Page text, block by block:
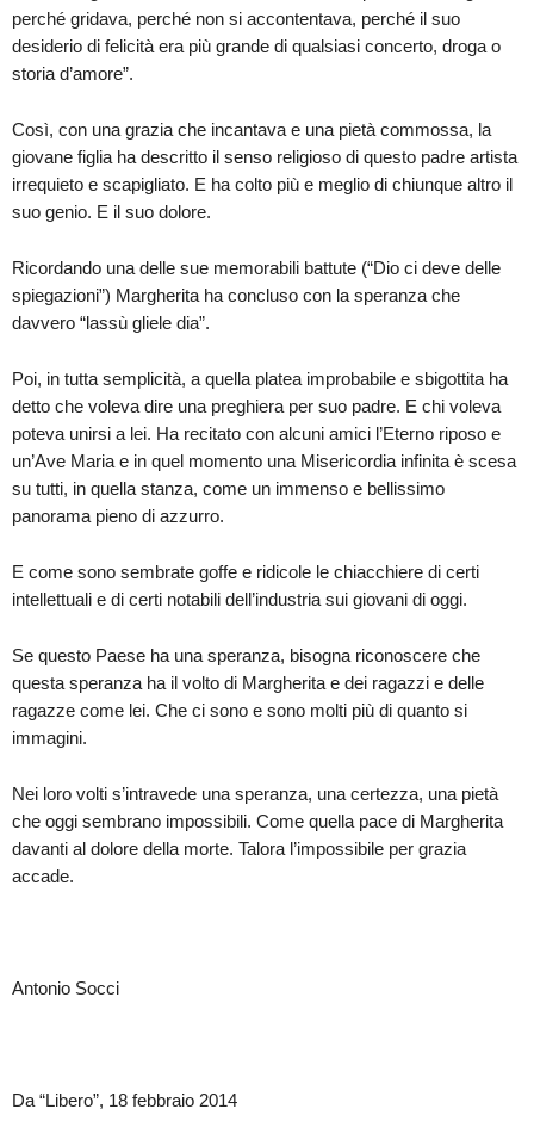
perché gridava, perché non si accontentava, perché il suo
desiderio di felicità era più grande di qualsiasi concerto, droga o
storia d’amore”.
Così, con una grazia che incantava e una pietà commossa, la
giovane figlia ha descritto il senso religioso di questo padre artista
irrequieto e scapigliato. E ha colto più e meglio di chiunque altro il
suo genio. E il suo dolore.
Ricordando una delle sue memorabili battute (“Dio ci deve delle
spiegazioni”) Margherita ha concluso con la speranza che
davvero “lassù gliele dia”.
Poi, in tutta semplicità, a quella platea improbabile e sbigottita ha
detto che voleva dire una preghiera per suo padre. E chi voleva
poteva unirsi a lei. Ha recitato con alcuni amici l’Eterno riposo e
un’Ave Maria e in quel momento una Misericordia infinita è scesa
su tutti, in quella stanza, come un immenso e bellissimo
panorama pieno di azzurro.
E come sono sembrate goffe e ridicole le chiacchiere di certi
intellettuali e di certi notabili dell’industria sui giovani di oggi.
Se questo Paese ha una speranza, bisogna riconoscere che
questa speranza ha il volto di Margherita e dei ragazzi e delle
ragazze come lei. Che ci sono e sono molti più di quanto si
immagini.
Nei loro volti s’intravede una speranza, una certezza, una pietà
che oggi sembrano impossibili. Come quella pace di Margherita
davanti al dolore della morte. Talora l’impossibile per grazia
accade.
Antonio Socci
Da “Libero”, 18 febbraio 2014